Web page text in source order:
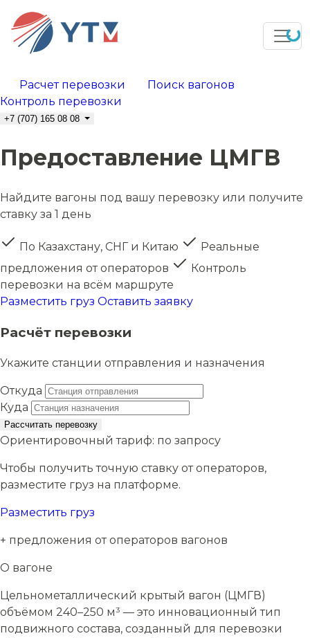
Расчет перевозки
Поиск вагонов
Контроль перевозки
+7 (707) 165 08 08
Предоставление ЦМГВ
Найдите вагоны под вашу перевозку или получите
ставку за 1 день
По Казахстану, СНГ и Китаю
Реальные
предложения от операторов
Контроль
перевозки на всём маршруте
Разместить груз Оставить заявку
Расчёт перевозки
Укажите станции отправления и назначения
Откуда
Куда
Рассчитать перевозку
Ориентировочный тариф: по запросу
Чтобы получить точную ставку от операторов,
разместите груз на платформе.
Разместить груз
+ предложения от операторов вагонов
О вагоне
Цельнометаллический крытый вагон (ЦМГВ)
объёмом 240–250 м³ — это инновационный тип
подвижного состава, созданный для перевозки